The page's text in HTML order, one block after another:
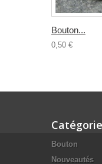
Bouton...
0,50 €
Bouton
Nouveautés